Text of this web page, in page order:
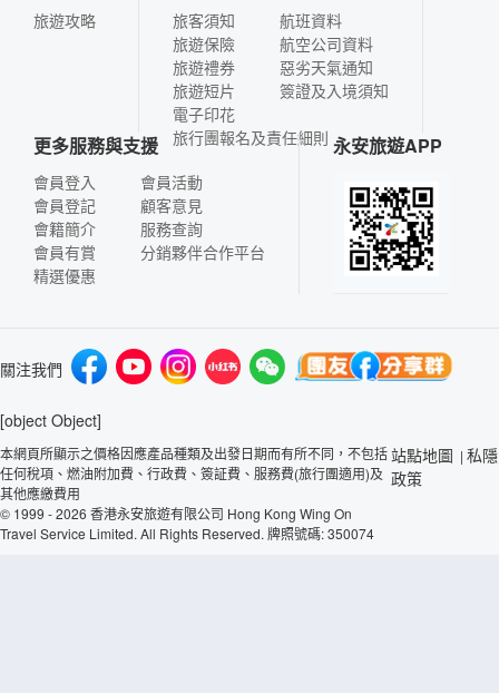
旅遊攻略
旅客須知
旅遊保險
旅遊禮券
旅遊短片
電子印花
航班資料
航空公司資料
惡劣天氣通知
簽證及入境須知
旅行團報名及責任細則
更多服務與支援
會員登入
會員登記
會籍簡介
會員有賞
精選優惠
會員活動
顧客意見
服務查詢
分銷夥伴合作平台
永安旅遊APP
關注我們
[object Object]
本網頁所顯示之價格因應產品種類及出發日期而有所不同，不包括
任何稅項、燃油附加費、行政費、簽証費、服務費(旅行團適用)及
其他應繳費用
© 1999 - 2026 香港永安旅遊有限公司 Hong Kong Wing On
Travel Service Limited. All Rights Reserved. 牌照號碼: 350074
站點地圖 | 私隱
政策